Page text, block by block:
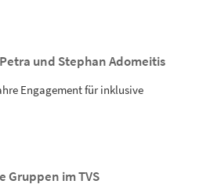
und Stephan Adomeitis
Engagement für inklusive
Gruppen im TVS